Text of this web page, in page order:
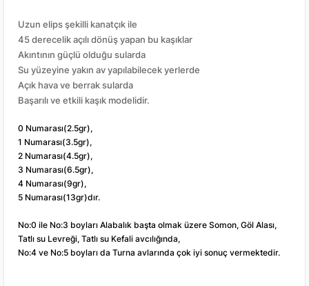
Uzun elips şekilli kanatçık ile
45 derecelik açılı dönüş yapan bu kaşıklar
Akıntının güçlü olduğu sularda
Su yüzeyine yakın av yapılabilecek yerlerde
Açık hava ve berrak sularda
Başarılı ve etkili kaşık modelidir.
0 Numarası(2.5gr),
1 Numarası(3.5gr),
2 Numarası(4.5gr),
3 Numarası(6.5gr),
4 Numarası(9gr),
5 Numarası(13gr)dır.
No:0 ile No:3 boyları Alabalık başta olmak üzere Somon, Göl Alası,
Tatlı su Levreği, Tatlı su Kefali avcılığında,
No:4 ve No:5 boyları da Turna avlarında çok iyi sonuç vermektedir.